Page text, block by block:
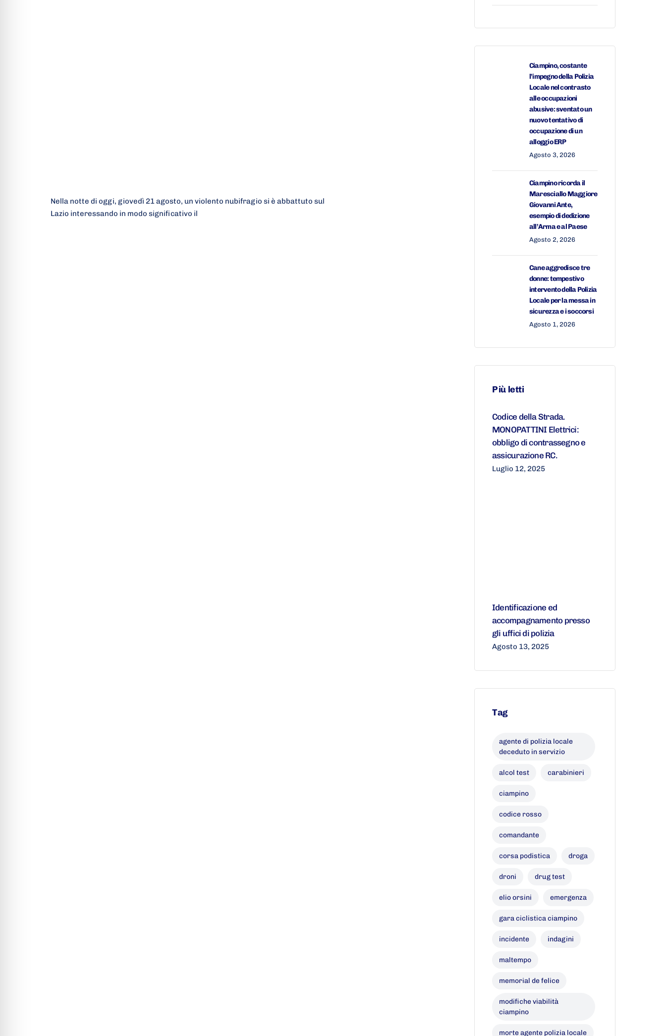
Nella notte di oggi, giovedì 21 agosto, un violento nubifragio si è abbattuto sul
Lazio interessando in modo significativo il
Ciampino, costante
l’impegno della Polizia
Locale nel contrasto
alle occupazioni
abusive: sventato un
nuovo tentativo di
occupazione di un
alloggio ERP
Agosto 3, 2026
Ciampino ricorda il
Maresciallo Maggiore
Giovanni Ante,
esempio di dedizione
all’Arma e al Paese
Agosto 2, 2026
Cane aggredisce tre
donne: tempestivo
intervento della Polizia
Locale per la messa in
sicurezza e i soccorsi
Agosto 1, 2026
Più letti
Codice della Strada.
MONOPATTINI Elettrici:
obbligo di contrassegno e
assicurazione RC.
Luglio 12, 2025
Identificazione ed
accompagnamento presso
gli uffici di polizia
Agosto 13, 2025
Tag
agente di polizia locale
deceduto in servizio
alcol test carabinieri
ciampino
codice rosso
comandante
corsa podistica droga
droni drug test
elio orsini emergenza
gara ciclistica ciampino
incidente indagini
maltempo
memorial de felice
modifiche viabilità
ciampino
morte agente polizia locale